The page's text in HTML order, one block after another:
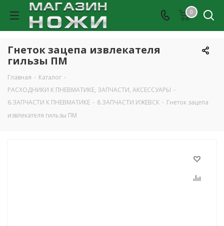
0
Гнеток зацепа извлекателя
гильзы ПМ
Главная - Каталог -
РАСХОДНИКИ К ПНЕВМАТИКЕ, ЗАПЧАСТИ, АКСЕССУАРЫ -
6.ЗАПЧАСТИ К ПНЕВМАТИКЕ - 8.ЗАПЧАСТИ ИЖЕВСК - Гнеток зацепа
извлекателя гильзы ПМ